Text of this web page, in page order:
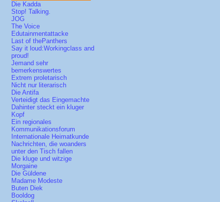
Die Kadda
Stop! Talking.
JOG
The Voice
Edutainmentattacke
Last of thePanthers
Say it loud:Workingclass and
proud!
Jemand sehr
bemerkenswertes
Extrem proletarisch
Nicht nur literarisch
Die Antifa
Verteidigt das Eingemachte
Dahinter steckt ein kluger
Kopf
Ein regionales
Kommunikationsforum
Internationale Heimatkunde
Nachrichten, die woanders
unter den Tisch fallen
Die kluge und witzige
Morgaine
Die Güldene
Madame Modeste
Buten Diek
Booldog